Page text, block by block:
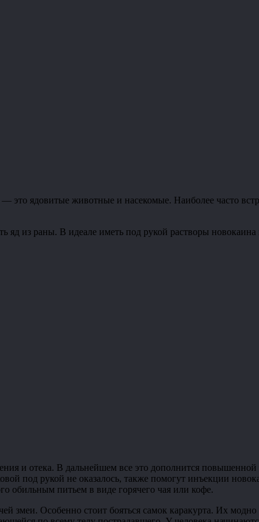
это ядовитые животные и насекомые. Наиболее часто
яд из раны. В идеале иметь под рукой растворы
и отека. В дальнейшем все это дополнится повышенной
под рукой не оказалось, также помогут инъекции
обильным питьем в виде горячего чая или кофе.
змеи. Особенно стоит бояться самок каракурта. Их